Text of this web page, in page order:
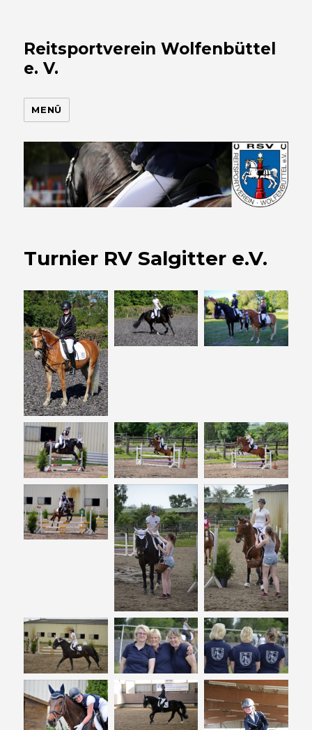
Reitsportverein Wolfenbüttel
e. V.
MENÜ
Turnier RV Salgitter e.V.